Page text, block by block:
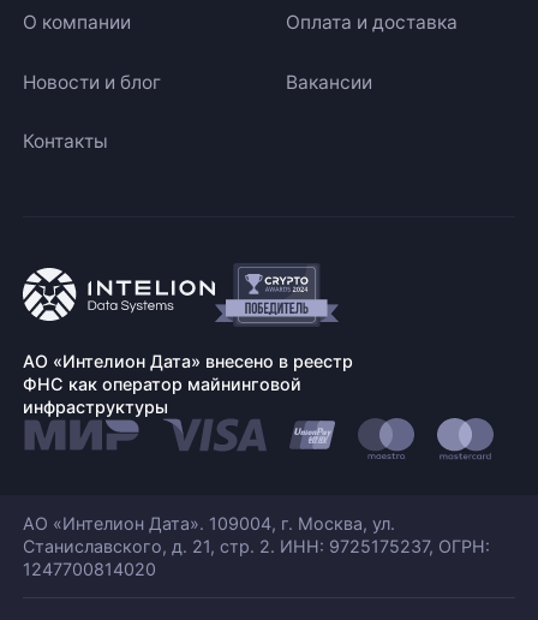
О компании Оплата и доставка
Новости и блог Вакансии
Контакты
АО «Интелион Дата» внесено в реестр
ФНС как оператор майнинговой
инфраструктуры
АО «Интелион Дата». 109004, г. Москва, ул.
Станиславского, д. 21, стр. 2. ИНН: 9725175237, ОГРН:
1247700814020